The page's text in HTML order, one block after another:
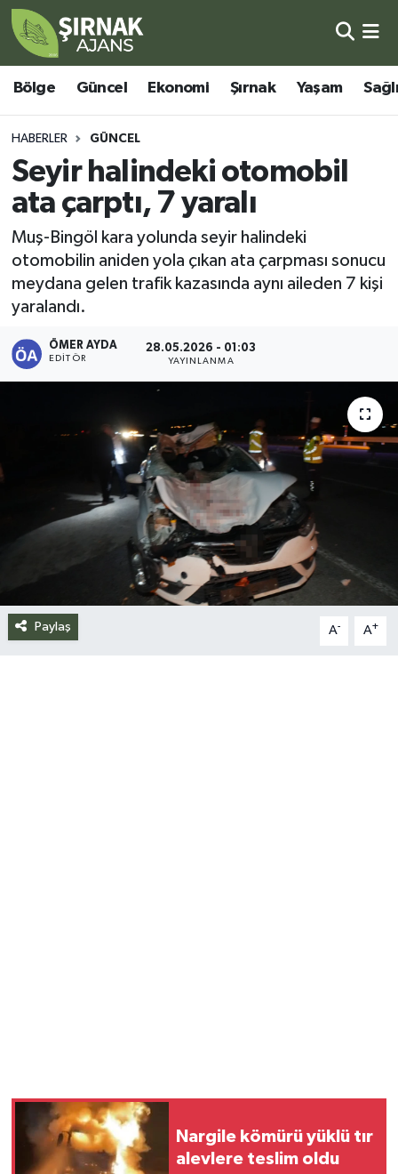
Bölge Güncel Ekonomi Şırnak Yaşam
HABERLER GÜNCEL
Seyir halindeki otomobil
ata çarptı, 7 yaralı
Muş-Bingöl kara yolunda seyir halindeki
otomobilin aniden yola çıkan ata çarpması sonucu
meydana gelen trafik kazasında aynı aileden 7 kişi
yaralandı.
ÖMER AYDA
EDITÖR
28.05.2026 - 01:03
YAYINLANMA
Paylaş A- A+
Nargile kömürü yüklü tır
alevlere teslim oldu
Bölge
Güncel
Ekonomi
Şırnak
Yaşam
Sağlık
Eğitim
Kültür - Sanat
Siyaset
Teknoloji
Yazarlar
Şırnak Nöbetçi Eczaneler
Şırnak Hava Durumu
Şirnak Namaz Vakitleri
Şırnak Trafik Yoğunluk Haritası
Süper Lig Puan Durumu ve Fikstür
Tüm Manşetler
Son Dakika Haberleri
Haber Arşivi